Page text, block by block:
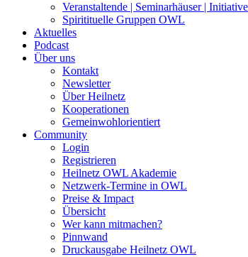
Veranstaltende | Seminarhäuser |
Spiritituelle Gruppen OWL
Aktuelles
Podcast
Über uns
Kontakt
Newsletter
Über Heilnetz
Kooperationen
Gemeinwohlorientiert
Community
Login
Registrieren
Heilnetz OWL Akademie
Netzwerk-Termine in OWL
Preise & Impact
Übersicht
Wer kann mitmachen?
Pinnwand
Druckausgabe Heilnetz OWL